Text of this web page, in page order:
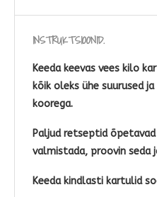
INSTRUKTSIOONID.
Keeda keevas vees kilo
kõik oleks ühe suurused
koorega.
Paljud retseptid
valmistada, proovin seda
Keeda kindlasti kartulid